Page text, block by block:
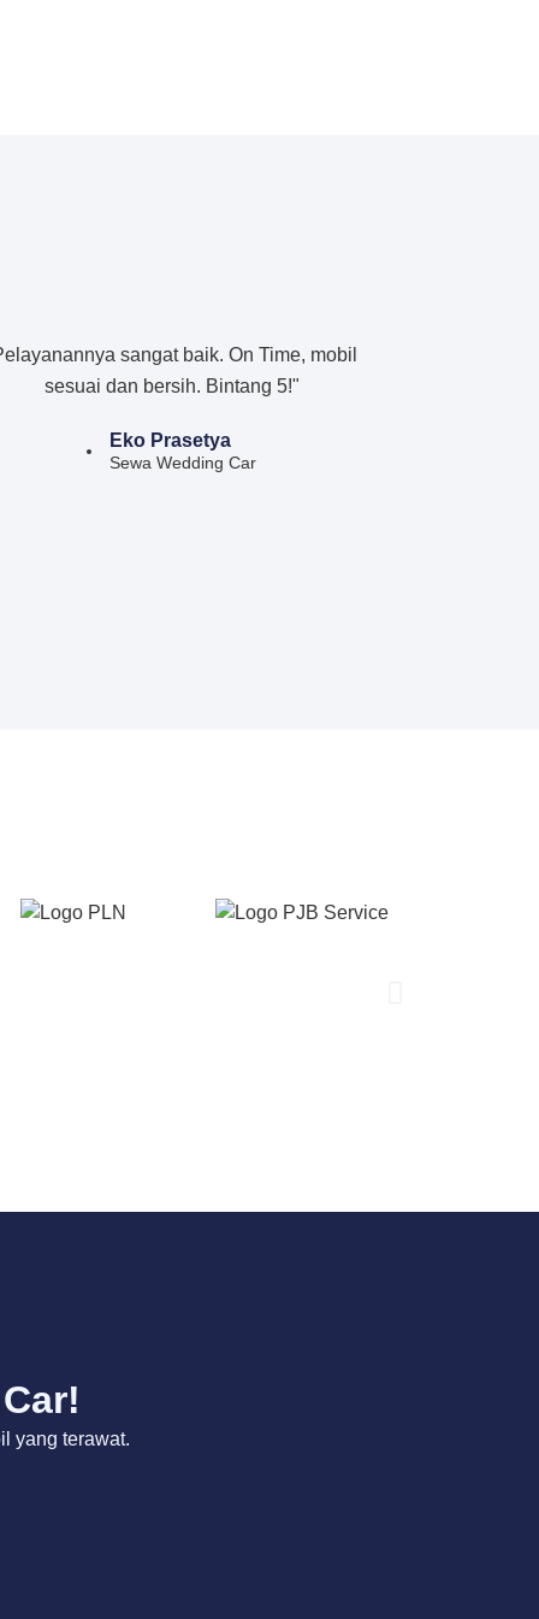
sangat baik. On Time, mobil
sesuai dan bersih. Bintang 5!"
Eko Prasetya
Sewa Wedding Car
yang terawat.